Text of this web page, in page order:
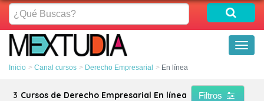
¿Qué
Buscas?
Inicio Canal cursos Derecho Empresarial En línea
3 Cursos de Derecho Empresarial En línea Filtros